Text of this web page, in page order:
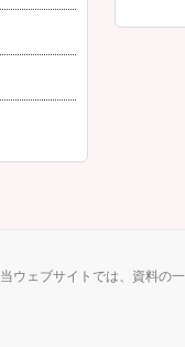
当ウェブサイトでは、資料の